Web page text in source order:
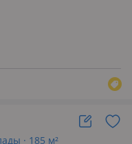
Объект сдается как
частично п…
· 185 м²